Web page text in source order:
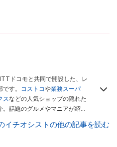
ドコモと共同で開設した、レ
す。 コストコや業務スーパ
スなどの人気ショップの隠れた
話題のグルメやマニアが紹介
ビューしています。毎日トレン
イチオシストの他の記事を読む